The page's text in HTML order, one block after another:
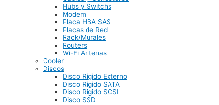
Hubs y Switchs
Modem
Placa HBA SAS
Placas de Red
Rack/Murales
Routers
Wi-Fi Antenas
Cooler
Discos
Disco Rigido Externo
Disco Rigido SATA
Disco Rigido SCSI
Disco SSD